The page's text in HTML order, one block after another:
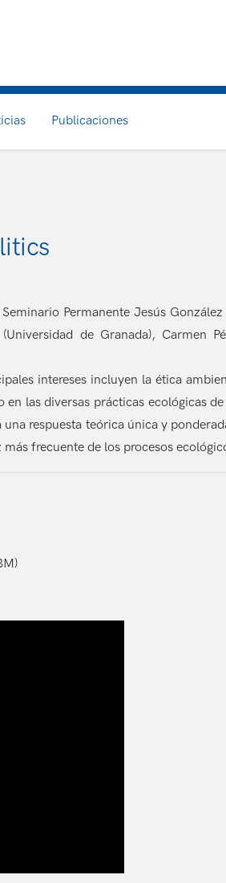
Publicaciones
Permanente Jesús
de Granada), Carmen
intereses incluyen la ética
las diversas prácticas ecológicas
una respuesta teórica única y
frecuente de los procesos